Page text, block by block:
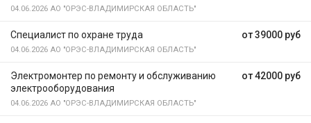
04.06.2026 АО "ОРЭС-ВЛАДИМИРСКАЯ ОБЛАСТЬ"
от 39000 руб
Специалист по охране труда
04.06.2026 АО "ОРЭС-ВЛАДИМИРСКАЯ ОБЛАСТЬ"
от 42000 руб
Электромонтер по ремонту и обслуживанию
электрооборудования
04.06.2026 АО "ОРЭС-ВЛАДИМИРСКАЯ ОБЛАСТЬ"